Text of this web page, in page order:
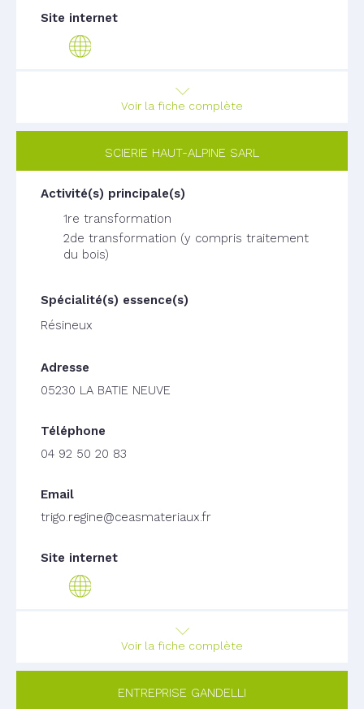
Voir la fiche complète
SCIERIE HAUT-ALPINE SARL
1re transformation
2de transformation (y compris traitement
du bois)
Résineux
05230 LA BATIE NEUVE
04 92 50 20 83
trigo.regine@ceasmateriaux.fr
Voir la fiche complète
ENTREPRISE GANDELLI